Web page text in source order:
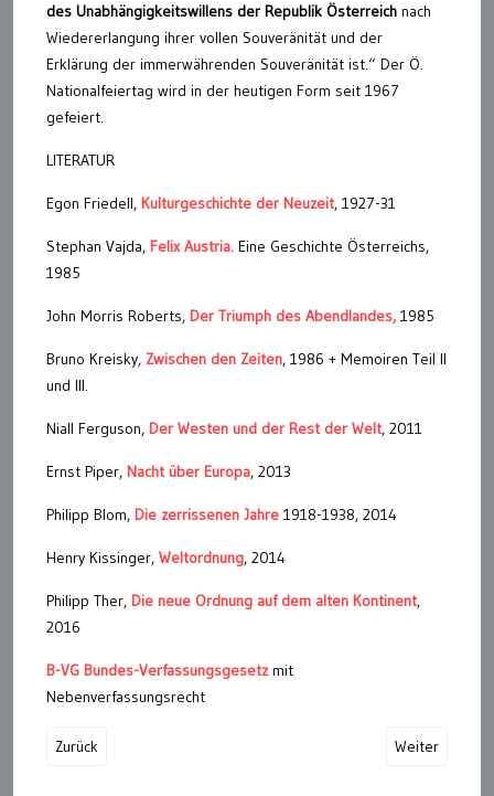
des Unabhängigkeitswillens der Republik Österreich nach
Wiedererlangung ihrer vollen Souveränität und der
Erklärung der immerwährenden Souveränität ist.“ Der Ö.
Nationalfeiertag wird in der heutigen Form seit 1967
gefeiert.
LITERATUR
Egon Friedell, Kulturgeschichte der Neuzeit, 1927-31
Stephan Vajda, Felix Austria. Eine Geschichte Österreichs,
1985
John Morris Roberts, Der Triumph des Abendlandes, 1985
Bruno Kreisky, Zwischen den Zeiten, 1986 + Memoiren Teil II
und III.
Niall Ferguson, Der Westen und der Rest der Welt, 2011
Ernst Piper, Nacht über Europa, 2013
Philipp Blom, Die zerrissenen Jahre 1918-1938, 2014
Henry Kissinger, Weltordnung, 2014
Philipp Ther, Die neue Ordnung auf dem alten Kontinent,
2016
B-VG Bundes-Verfassungsgesetzmit
Nebenverfassungsrecht
Zurück Weiter